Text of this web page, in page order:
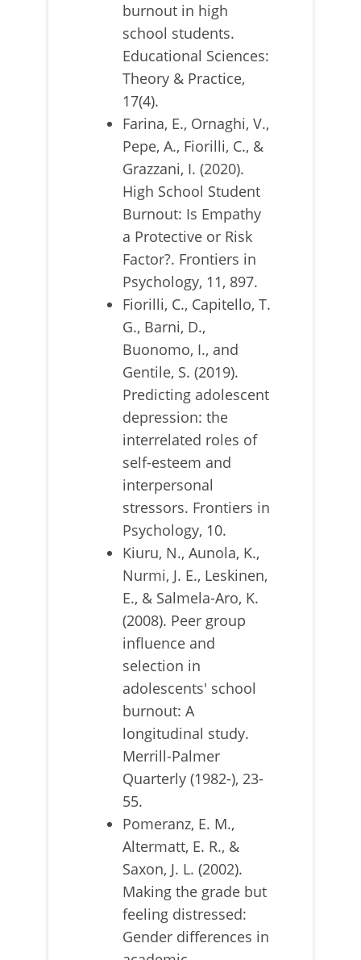
burnout in high
school students.
Educational Sciences:
Theory & Practice,
17(4).
Farina, E., Ornaghi, V.,
Pepe, A., Fiorilli, C., &
Grazzani, I. (2020).
High School Student
Burnout: Is Empathy
a Protective or Risk
Factor?. Frontiers in
Psychology, 11, 897.
Fiorilli, C., Capitello, T.
G., Barni, D.,
Buonomo, I., and
Gentile, S. (2019).
Predicting adolescent
depression: the
interrelated roles of
self-esteem and
interpersonal
stressors. Frontiers in
Psychology, 10.
Kiuru, N., Aunola, K.,
Nurmi, J. E., Leskinen,
E., & Salmela-Aro, K.
(2008). Peer group
influence and
selection in
adolescents' school
burnout: A
longitudinal study.
Merrill-Palmer
Quarterly (1982-), 23-
55.
Pomeranz, E. M.,
Altermatt, E. R., &
Saxon, J. L. (2002).
Making the grade but
feeling distressed:
Gender differences in